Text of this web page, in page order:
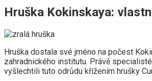
Hruška Kokinskaya:
Hruška dostala své jméno na počest
zahradnického institutu. Právě
vyšlechtili tuto odrůdu křížením hrušky